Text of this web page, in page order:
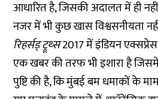
आधारित है, जिसकी अदालत में ही
नजर में भी कुछ खास विश्वसनीयता
रिहर्सड् ट्रूथ्स2017 में इंडियन एक्सप्रेस
एकखबरकी तरफ भी इशारा है
पुष्टि की है, कि मुंबई बम धमाकों के